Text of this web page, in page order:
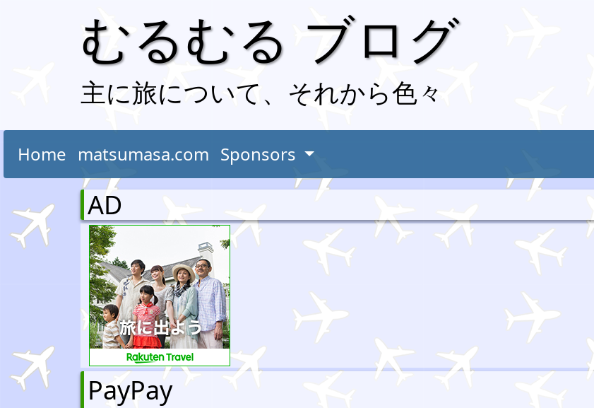
むるむる ブログ
主に旅について、それから色々
Home matsumasa.com Sponsors
AD
PayPay